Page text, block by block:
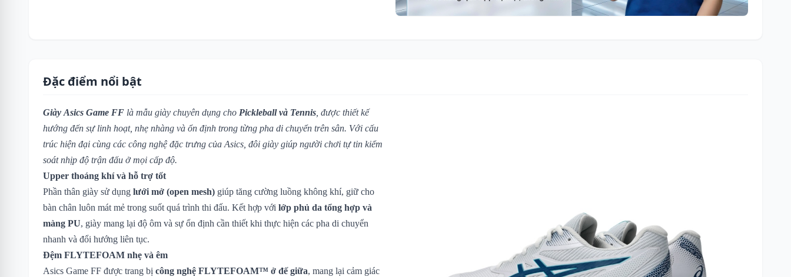
Đặc điểm nổi bật
Giày Asics Game FF là mẫu giày chuyên dụng cho Pickleball và Tennis , được thiết kế
hướng đến sự linh hoạt, nhẹ nhàng và ổn định trong từng pha di chuyển trên sân. Với cấu
trúc hiện đại cùng các công nghệ đặc trưng của Asics, đôi giày giúp người chơi tự tin kiểm
soát nhịp độ trận đấu ở mọi cấp độ.
Upper thoáng khí và hỗ trợ tốt
Phần thân giày sử dụng lưới mở (open mesh) giúp tăng cường luồng không khí, giữ cho
bàn chân luôn mát mẻ trong suốt quá trình thi đấu. Kết hợp với lớp phủ da tổng hợp và
màng PU, giày mang lại độ ôm và sự ổn định cần thiết khi thực hiện các pha di chuyển
nhanh và đổi hướng liên tục.
Đệm FLYTEFOAM nhẹ và êm
Asics Game FF được trang bị công nghệ FLYTEFOAM™ ở đế giữa, mang lại cảm giác